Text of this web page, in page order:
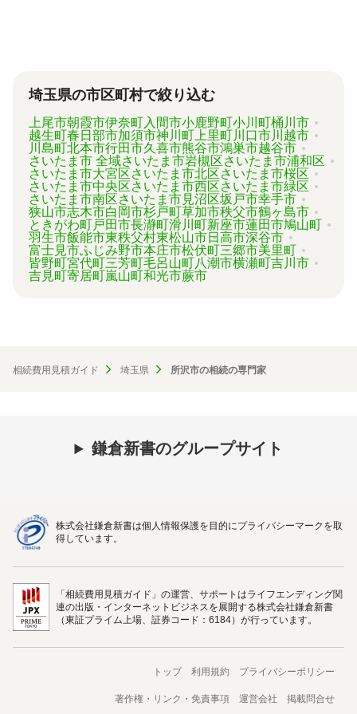
ずは見積を取り寄せてみましょう。
埼玉県の市区町村で絞り込む
上尾市朝霞市伊奈町入間市小鹿野町小川町桶川市
越生町春日部市加須市神川町上里町川口市川越市
川島町北本市行田市久喜市熊谷市鴻巣市越谷市
さいたま市 全域さいたま市岩槻区さいたま市浦和区
さいたま市大宮区さいたま市北区さいたま市桜区
さいたま市中央区さいたま市西区さいたま市緑区
さいたま市南区さいたま市見沼区坂戸市幸手市
狭山市志木市白岡市杉戸町草加市秩父市鶴ヶ島市
ときがわ町戸田市長瀞町滑川町新座市蓮田市鳩山町
羽生市飯能市東秩父村東松山市日高市深谷市
富士見市ふじみ野市本庄市松伏町三郷市美里町
皆野町宮代町三芳町毛呂山町八潮市横瀬町吉川市
吉見町寄居町嵐山町和光市蕨市
相続費用見積ガイド 埼玉県 所沢市の相続の専門家
鎌倉新書のグループサイト
株式会社鎌倉新書は個人情報保護を目的にプライバシーマークを取
得しています。
「相続費用見積ガイド」の運営、サポートはライフエンディング関
連の出版・インターネットビジネスを展開する株式会社鎌倉新書
（東証プライム上場、証券コード：6184）が行っています。
トップ 利用規約 プライバシーポリシー
著作権・リンク・免責事項 運営会社 掲載問合せ